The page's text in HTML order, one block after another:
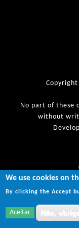
No part of these
without
We use cookies on
By clicking the Accept
Aceitar Não,